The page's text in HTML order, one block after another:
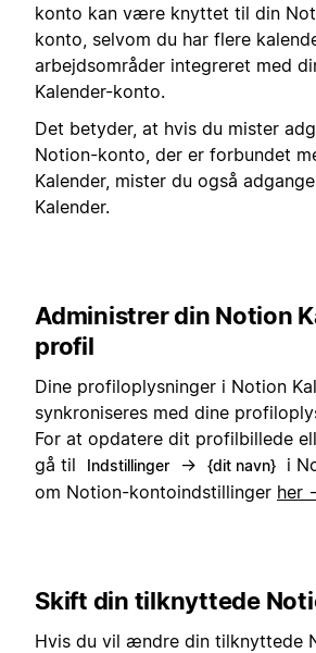
konto kan være knyttet til din
konto, selvom du har flere
arbejdsområder integreret med
Kalender-konto.
Det betyder, at hvis du mister
Notion-konto, der er forbundet
Kalender, mister du også
Kalender.
Administrer din Notion
profil
Dine profiloplysninger i Notion
synkroniseres med dine
For at opdatere dit profilbillede
gå til
Indstillinger → {dit navn}
i
om Notion-kontoindstillinger her
Skift din tilknyttede
Hvis du vil ændre din tilknyttede